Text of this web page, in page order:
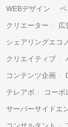
WEBデザイン
クリエーター 広
シェアリングエコ
クリエイティブ
コンテンツ企画
テレアポ コーポ
サーバーサイドエ